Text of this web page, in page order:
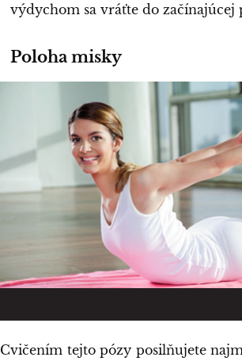
výdychom sa vráťte do začínajúcej
Poloha misky
Cvičením tejto pózy posilňujete